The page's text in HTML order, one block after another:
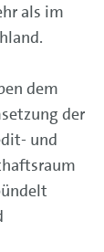
als im
dem
der
und